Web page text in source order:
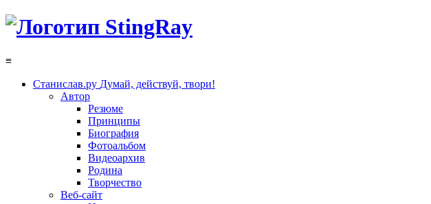
≡
Станислав.ру Думай, действуй, твори!
Автор
Резюме
Принципы
Биография
Фотоальбом
Видеоархив
Родина
Творчество
Веб-сайт